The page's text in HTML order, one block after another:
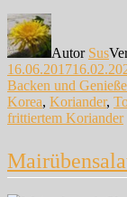
Autor Sus
16.06.2017
Backen und
Korea, Koriander,
frittiertem Koriander